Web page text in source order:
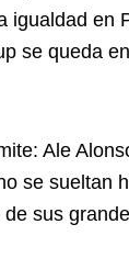
en
se queda
Ale
se sueltan
sus